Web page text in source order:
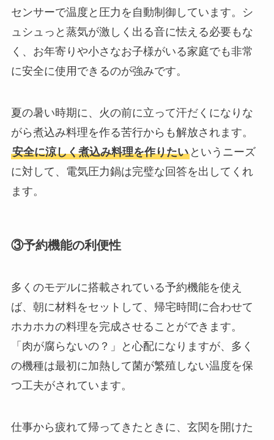
センサーで温度と圧力を自動制御しています。シ
ュシュっと蒸気が激しく出る音に怯える必要もな
く、お年寄りや小さなお子様がいる家庭でも非常
に安全に使用できるのが強みです。
夏の暑い時期に、火の前に立って汗だくになりな
がら煮込み料理を作る苦行からも解放されます。
安全に涼しく煮込み料理を作りたいというニーズ
に対して、電気圧力鍋は完璧な回答を出してくれ
ます。
③予約機能の利便性
多くのモデルに搭載されている予約機能を使え
ば、朝に材料をセットして、帰宅時間に合わせて
ホカホカの料理を完成させることができます。
「肉が腐らないの？」と心配になりますが、多く
の機種は最初に加熱して菌が繁殖しない温度を保
つ工夫がされています。
仕事から疲れて帰ってきたときに、玄関を開けた